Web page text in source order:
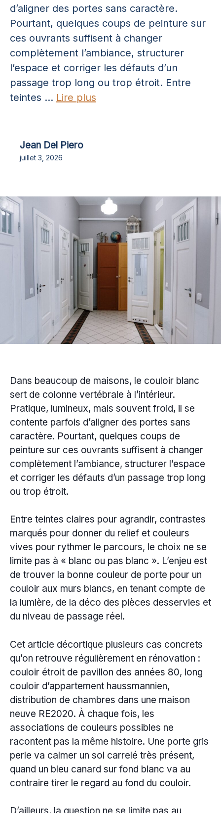
d’aligner des portes sans caractère.
Pourtant, quelques coups de peinture sur
ces ouvrants suffisent à changer
complètement l’ambiance, structurer
l’espace et corriger les défauts d’un
passage trop long ou trop étroit. Entre
teintes ... Lire plus
Jean Del Piero
juillet 3, 2026
Dans beaucoup de maisons, le couloir blanc
sert de colonne vertébrale à l’intérieur.
Pratique, lumineux, mais souvent froid, il se
contente parfois d’aligner des portes sans
caractère. Pourtant, quelques coups de
peinture sur ces ouvrants suffisent à changer
complètement l’ambiance, structurer l’espace
et corriger les défauts d’un passage trop long
ou trop étroit.
Entre teintes claires pour agrandir, contrastes
marqués pour donner du relief et couleurs
vives pour rythmer le parcours, le choix ne se
limite pas à « blanc ou pas blanc ». L’enjeu est
de trouver la bonne couleur de porte pour un
couloir aux murs blancs, en tenant compte de
la lumière, de la déco des pièces desservies et
du niveau de passage réel.
Cet article décortique plusieurs cas concrets
qu’on retrouve régulièrement en rénovation :
couloir étroit de pavillon des années 80, long
couloir d’appartement haussmannien,
distribution de chambres dans une maison
neuve RE2020. À chaque fois, les
associations de couleurs possibles ne
racontent pas la même histoire. Une porte gris
perle va calmer un sol carrelé très présent,
quand un bleu canard sur fond blanc va au
contraire tirer le regard au fond du couloir.